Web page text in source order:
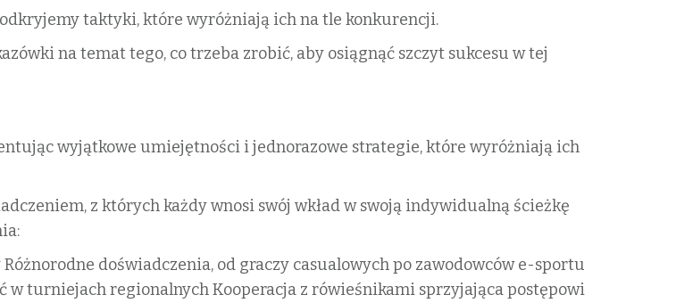
taktyki, które wyróżniają ich na tle konkurencji.
na temat tego, co trzeba zrobić, aby osiągnąć szczyt sukcesu w tej
wyjątkowe umiejętności i jednorazowe strategie, które wyróżniają ich
z których każdy wnosi swój wkład w swoją indywidualną ścieżkę
Różnorodne doświadczenia, od graczy casualowych po zawodowców e-sportu
w turniejach regionalnychKooperacja z rówieśnikami sprzyjająca postępowi